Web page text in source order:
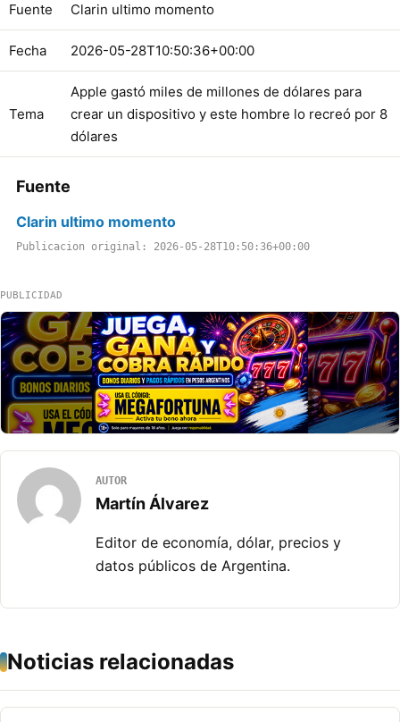
Fuente Clarin ultimo momento
Fecha 2026-05-28T10:50:36+00:00
Tema
Apple gastó miles de millones de dólares para
crear un dispositivo y este hombre lo recreó por 8
dólares
Fuente
Clarin ultimo momento
Publicacion original: 2026-05-28T10:50:36+00:00
PUBLICIDAD
AUTOR
Martín Álvarez
Editor de economía, dólar, precios y
datos públicos de Argentina.
Noticias relacionadas